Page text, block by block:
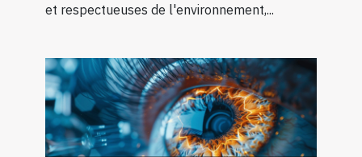
et respectueuses de l'environnement,...